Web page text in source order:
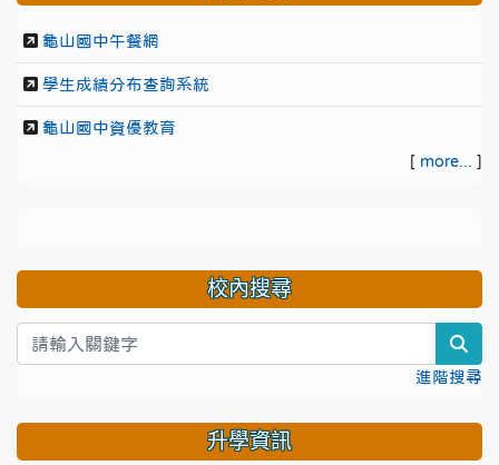
龜山國中午餐網
學生成績分布查詢系統
龜山國中資優教育
[ more... ]
校內搜尋
進階搜尋
升學資訊